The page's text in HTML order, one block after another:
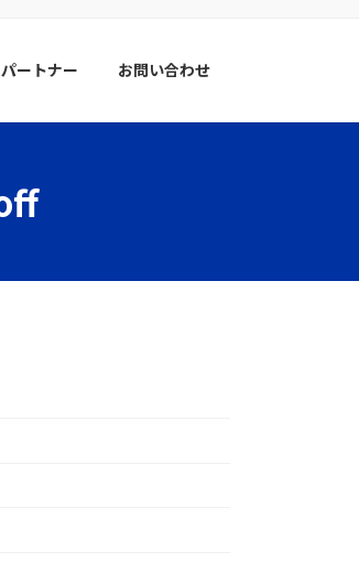
パートナー お問い合わせ